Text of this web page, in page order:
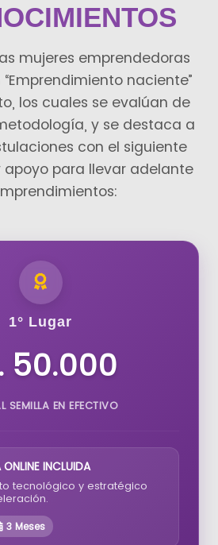
mujeres emprendedoras
naciente”
los cuales se evalúan de
y se destaca a
con el siguiente
para llevar adelante
1° Lugar
50.000
SEMILLA EN EFECTIVO
INCLUIDA
tecnológico y estratégico
3 Meses